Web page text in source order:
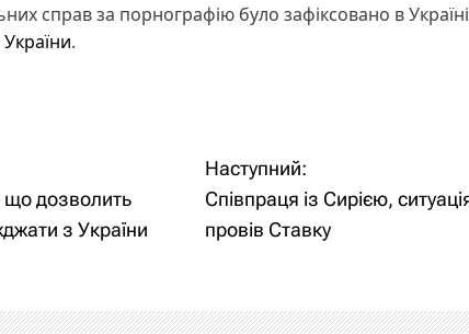
справ за порнографію було зафіксовано в Україні
.
що дозволить
з України
Наступний:
Співпраця із Сирією,
провів Ставку